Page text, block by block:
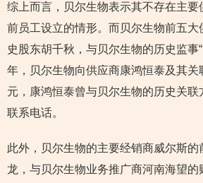
综上而言，贝尔生物表示其不存在主要
前员工设立的情形。而贝尔生物前五大
史股东胡千秋，与贝尔生物的历史监事
年，贝尔生物向供应商康鸿恒泰及其关
元，康鸿恒泰曾与贝尔生物的历史关联
联系电话。
此外，贝尔生物的主要经销商威尔斯的
龙，与贝尔生物业务推广商河南海望的